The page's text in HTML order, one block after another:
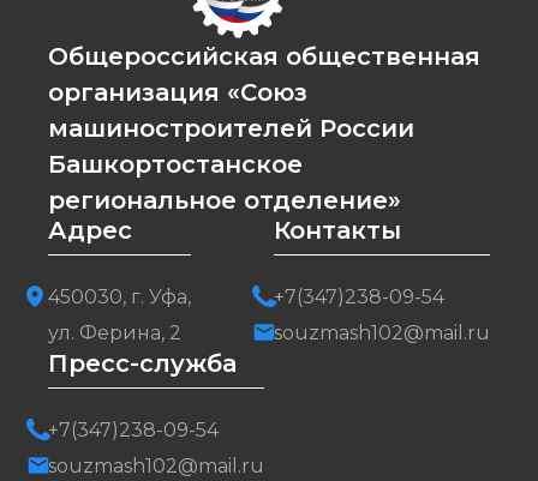
Общероссийская общественная
организация «Союз
машиностроителей России
Башкортостанское
региональное отделение»
Адрес
450030, г. Уфа,
ул. Ферина, 2
Контакты
+7(347)238-09-54
souzmash102@mail.ru
Пресс-служба
+7(347)238-09-54
souzmash102@mail.ru